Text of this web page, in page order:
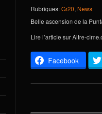
Rubriques:Gr20, News
Belle ascension de la
Lire l’article surAltre-
Facebook